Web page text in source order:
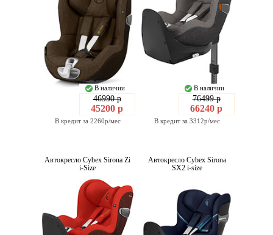
В наличии
46990 р
45200 р
В кредит за 2260р/мес
В наличии
76499 р
66240 р
В кредит за 3312р/мес
Автокресло Cybex Sirona Zi
i-Size
Автокресло Cybex Sirona
SX2 i-size